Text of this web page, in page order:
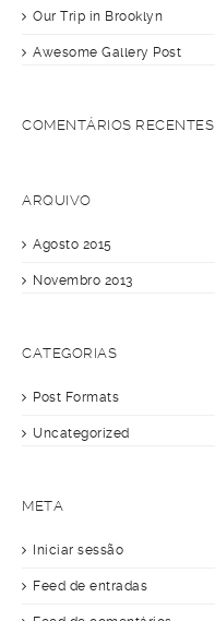
Our Trip in Brooklyn
Awesome Gallery Post
COMENTÁRIOS RECENTES
ARQUIVO
Agosto 2015
Novembro 2013
CATEGORIAS
Post Formats
Uncategorized
META
Iniciar sessão
Feed de entradas